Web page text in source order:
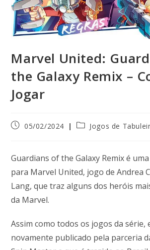
Marvel United:
the Galaxy Remix –
Jogar
05/02/2024 Jogos de
Guardians of the Galaxy Remix é
para Marvel United, jogo de Andrea
Lang, que traz alguns dos heróis
da Marvel.
Assim como todos os jogos da série,
novamente publicado pela parceria